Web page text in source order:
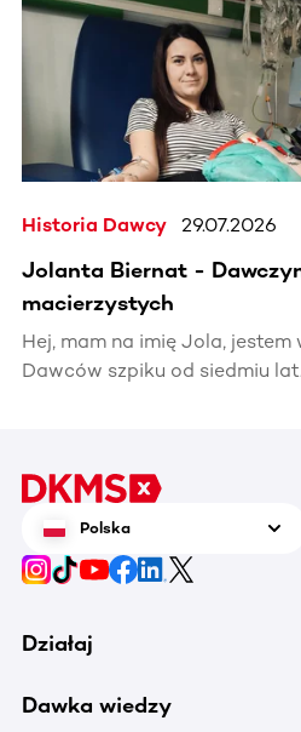
Historia Dawcy 29.07.2026
Jolanta Biernat -
macierzystych
Hej, mam na imię Jola, jestem
Dawców szpiku od siedmiu lat.
Polska
Działaj
Dawka wiedzy